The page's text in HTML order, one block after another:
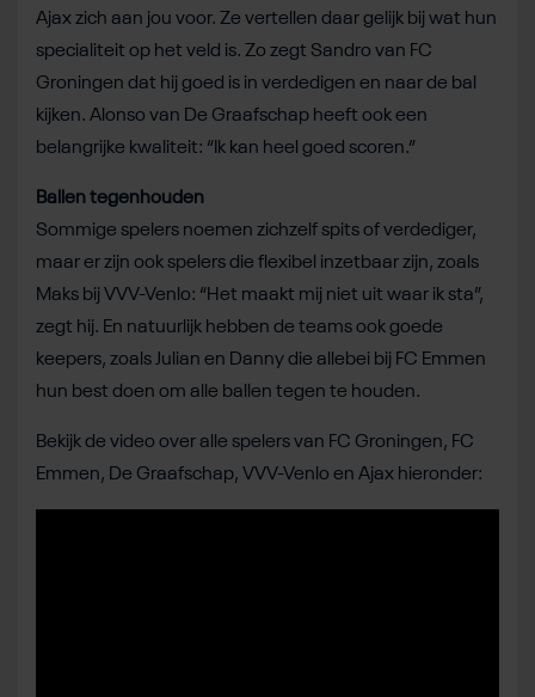
Ajax zich aan jou voor. Ze vertellen daar gelijk bij wat hun
specialiteit op het veld is. Zo zegt Sandro van FC
Groningen dat hij goed is in verdedigen en naar de bal
kijken. Alonso van De Graafschap heeft ook een
belangrijke kwaliteit: “Ik kan heel goed scoren.”
Ballen tegenhouden
Sommige spelers noemen zichzelf spits of verdediger,
maar er zijn ook spelers die flexibel inzetbaar zijn, zoals
Maks bij VVV-Venlo: “Het maakt mij niet uit waar ik sta”,
zegt hij. En natuurlijk hebben de teams ook goede
keepers, zoals Julian en Danny die allebei bij FC Emmen
hun best doen om alle ballen tegen te houden.
Bekijk de video over alle spelers van FC Groningen, FC
Emmen, De Graafschap, VVV-Venlo en Ajax hieronder: